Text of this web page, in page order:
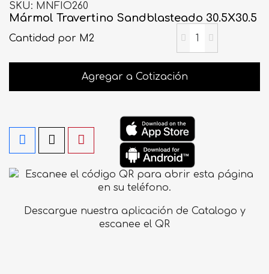
SKU MNFIO260
Mármol Travertino Sandblasteado 30.5X30.5
Cantidad por M2
Agregar a Cotización
Descargue nuestra aplicación de Catalogo y
escanee el QR